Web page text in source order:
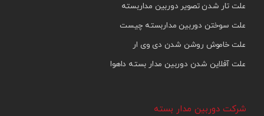
علت تار شدن تصویر دوربین مداربسته
علت سوختن دوربین مداربسته چیست
علت خاموش روشن شدن دی وی ار
علت آفلاین شدن دوربین مدار بسته داهوا
شرکت دوربین مدار بسته